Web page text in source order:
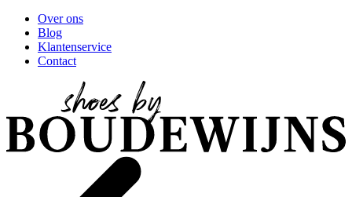
Over ons
Blog
Klantenservice
Contact